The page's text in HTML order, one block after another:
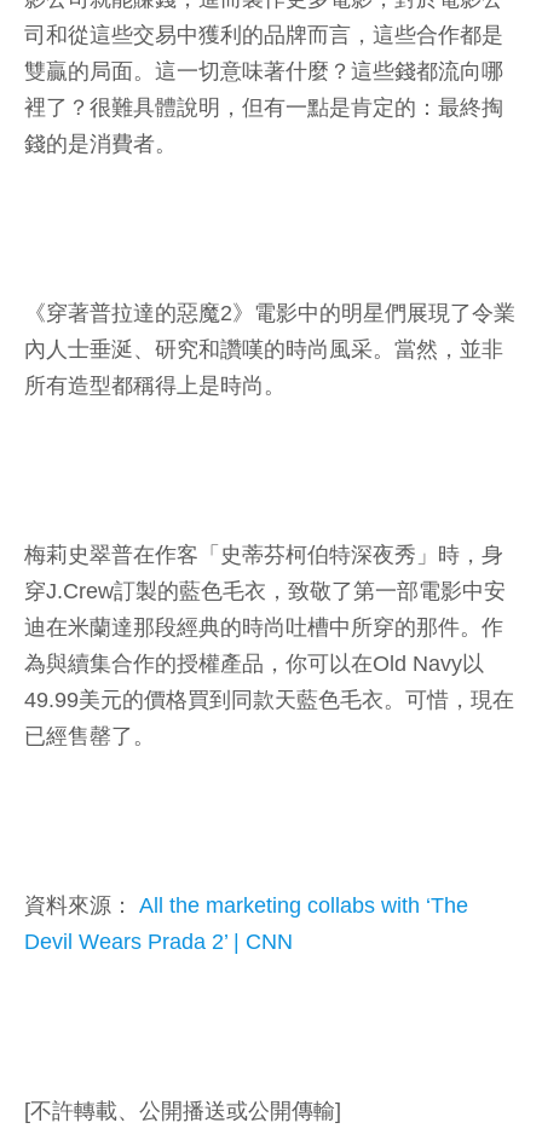
司和從這些交易中獲利的品牌而言，這些合作都是
雙贏的局面。這一切意味著什麼？這些錢都流向哪
裡了？很難具體說明，但有一點是肯定的：最終掏
錢的是消費者。
《穿著普拉達的惡魔2》電影中的明星們展現了令業
內人士垂涎、研究和讚嘆的時尚風采。當然，並非
所有造型都稱得上是時尚。
梅莉史翠普在作客「史蒂芬柯伯特深夜秀」時，身
穿J.Crew訂製的藍色毛衣，致敬了第一部電影中安
迪在米蘭達那段經典的時尚吐槽中所穿的那件。作
為與續集合作的授權產品，你可以在Old Navy以
49.99美元的價格買到同款天藍色毛衣。可惜，現在
已經售罄了。
資料來源： All the marketing collabs with ‘The
Devil Wears Prada 2’ | CNN
[不許轉載、公開播送或公開傳輸]